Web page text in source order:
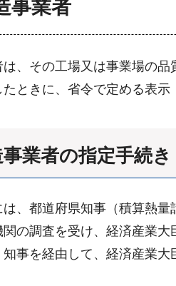
事業者
は、その工場又は事業場の
ときに、省令で定める表
業者の指定手続き
、都道府県知事（積算熱
の調査を受け、経済産業
事を経由して、経済産業大